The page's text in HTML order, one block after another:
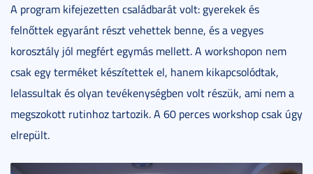
A program kifejezetten családbarát volt: gyerekek és
felnőttek egyaránt részt vehettek benne, és a vegyes
korosztály jól megfért egymás mellett. A workshopon nem
csak egy terméket készítettek el, hanem kikapcsolódtak,
lelassultak és olyan tevékenységben volt részük, ami nem a
megszokott rutinhoz tartozik. A 60 perces workshop csak úgy
elrepült.